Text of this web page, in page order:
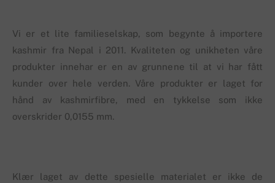
Vi er et lite familieselskap, som begynte å importere
kashmir fra Nepal i 2011. Kvaliteten og unikheten våre
produkter innehar er en av grunnene til at vi har fått
kunder over hele verden. Våre produkter er laget for
hånd av kashmirfibre, med en tykkelse som ikke
overskrider 0,0155 mm.
Klær laget av dette spesielle materialet er ikke de